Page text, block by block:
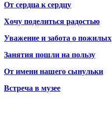
От сердца к сердцу
Хочу поделиться радостью
Уважение и забота о пожилых
Занятия пошли на пользу
От имени нашего сынульки
Встреча в музее